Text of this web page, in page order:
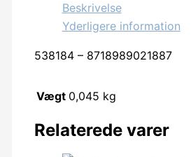
Beskrivelse
Yderligere information
538184 – 8718989021887
Vægt 0,045 kg
Relaterede varer